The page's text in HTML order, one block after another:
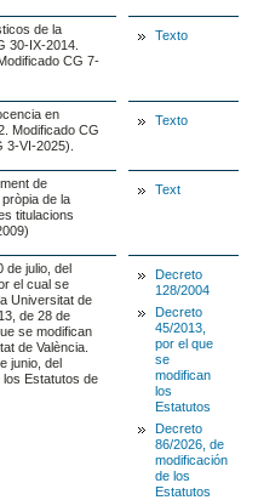
de la
30-IX-2014.
CG 7-
Texto
en
Modificado CG
3-VI-2025).
Texto
de
de la
titulacions
Text
de julio, del
el cual se
Universitat de
de 28 de
se modifican
de València.
junio, del
los Estatutos de
Decreto
128/2004
Decreto
45/2013,
por el que
se
modifican
los
Estatutos
Decreto
86/2026, de
modificación
de los
Estatutos